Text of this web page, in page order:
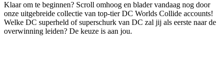
Klaar om te beginnen? Scroll omhoog en blader vandaag nog door
onze uitgebreide collectie van top-tier DC Worlds Collide accounts!
Welke DC superheld of superschurk van DC zal jij als eerste naar de
overwinning leiden? De keuze is aan jou.